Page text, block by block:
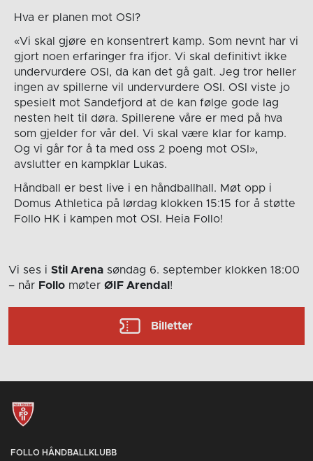
Hva er planen mot OSI?
«Vi skal gjøre en konsentrert kamp. Som nevnt har vi
gjort noen erfaringer fra ifjor. Vi skal definitivt ikke
undervurdere OSI, da kan det gå galt. Jeg tror heller
ingen av spillerne vil undervurdere OSI. OSI viste jo
spesielt mot Sandefjord at de kan følge gode lag
nesten helt til døra. Spillerene våre er med på hva
som gjelder for vår del. Vi skal være klar for kamp.
Og vi går for å ta med oss 2 poeng mot OSI»,
avslutter en kampklar Lukas.
Håndball er best live i en håndballhall. Møt opp i
Domus Athletica på lørdag klokken 15:15 for å støtte
Follo HK i kampen mot OSI. Heia Follo!
Vi ses i Stil Arena søndag 6. september klokken 18:00
– når Follo møter ØIF Arendal !
Billetter
FOLLO HÅNDBALLKLUBB